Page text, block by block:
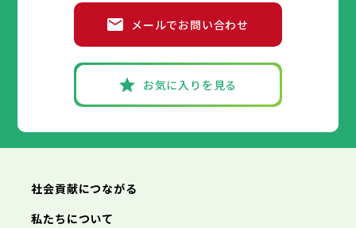
メールでお問い合わせ
お気に入りを見る
社会貢献につながる
私たちについて